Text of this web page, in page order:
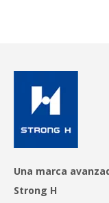
Una marca
Strong H